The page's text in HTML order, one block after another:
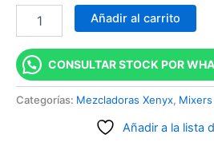
Añadir al carrito
CONSULTAR STOCK POR
Categorías: Mezcladoras Xenyx,
Añadir a la lista